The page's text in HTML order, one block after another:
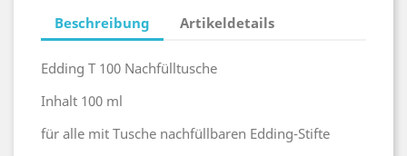
Beschreibung Artikeldetails
Edding T 100 Nachfülltusche
Inhalt 100 ml
für alle mit Tusche nachfüllbaren Edding-Stifte